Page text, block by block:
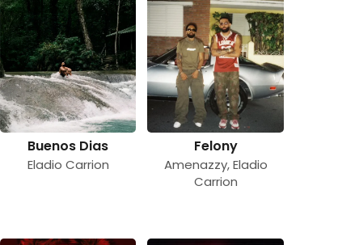
Buenos Dias
Eladio Carrion
Felony
Amenazzy,Eladio
Carrion